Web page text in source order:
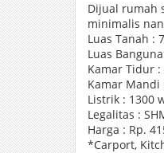
Dijual rumah
minimalis
Luas Tanah :
Luas
Kamar Tidur :
Kamar Mandi
Listrik : 1300
Legalitas :
Harga : Rp.
*Carport,